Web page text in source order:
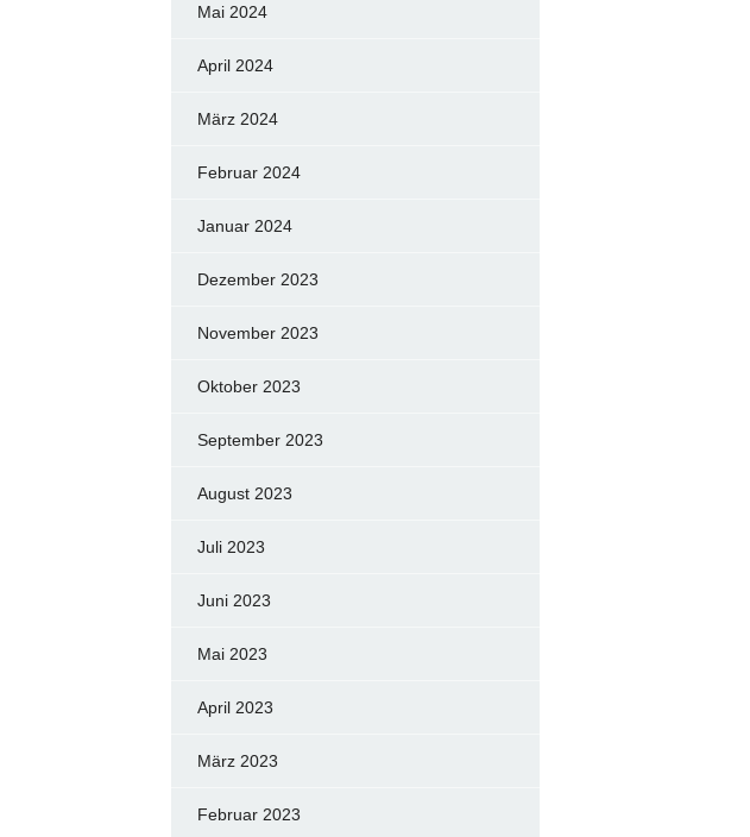
Mai 2024
April 2024
März 2024
Februar 2024
Januar 2024
Dezember 2023
November 2023
Oktober 2023
September 2023
August 2023
Juli 2023
Juni 2023
Mai 2023
April 2023
März 2023
Februar 2023